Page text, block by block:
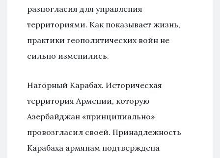
разногласия для управления
территориями. Как показывает жизнь,
практики геополитических войн не
сильно изменились.
Нагорный Карабах. Историческая
территория Армении, которую
Азербайджан «принципиально»
провозгласил своей. Принадлежность
Карабаха армянам подтверждена